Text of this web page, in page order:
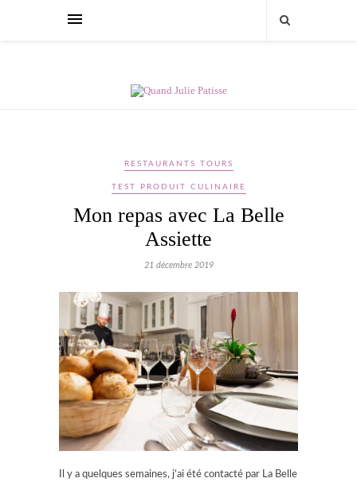
RESTAURANTS TOURS
TEST PRODUIT CULINAIRE
Mon repas avec La Belle
Assiette
21 décembre 2019
Il y a quelques semaines, j’ai été contacté par La Belle